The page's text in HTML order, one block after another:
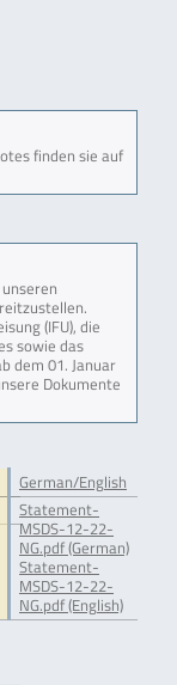
finden sie auf
(IFU), die
sowie das
dem 01. Januar
Dokumente
German/English
Statement-
MSDS-12-22-
NG.pdf (German)
Statement-
MSDS-12-22-
NG.pdf (English)